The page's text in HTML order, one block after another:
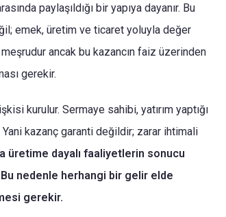
paylaşıldığı bir yapıya dayanır. Bu
emek, üretim ve ticaret yoluyla değer
ancak bu kazancın faiz üzerinden
gerekir.
kurulur. Sermaye sahibi, yatırım yaptığı
kazanç garanti değildir; zarar ihtimali
üretime dayalı faaliyetlerin sonucu
nedenle herhangi bir gelir elde
gerekir.